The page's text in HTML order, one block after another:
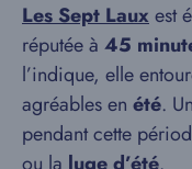
Les Sept Laux est
réputée à 45
l’indique, elle
agréables en été.
pendant cette